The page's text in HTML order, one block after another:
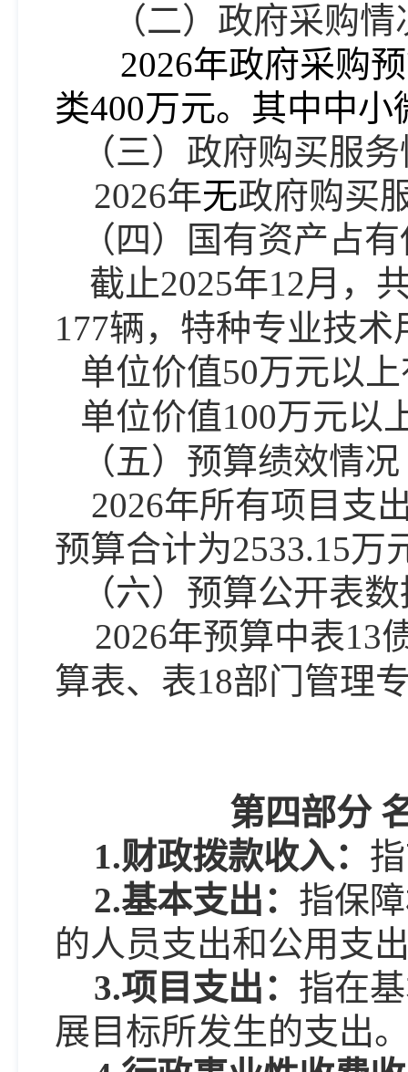
（二）政府采购情
2026年政府采购
类400万元。其中中
（三）政府购买服
2026年无政府购买
（四）国有资产占
截止2025年12月，
177辆，特种专业技术
单位价值50万元以
单位价值100万元以
（五）预算绩效情况
2026年所有项目支
预算合计为2533.15万
（六）预算公开表
2026年预算中表13
算表、表18部门管理
第四部分
1.财政拨款收入：
2.基本支出： 指保
的人员支出和公用支
3.项目支出： 指在
展目标所发生的支出